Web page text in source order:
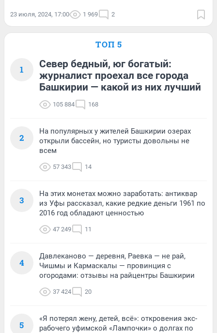
23 июля, 2024, 17:00 1 969 2
ТОП 5
1
Север бедный, юг богатый:
журналист проехал все города
Башкирии — какой из них лучший
105 884 168
2
На популярных у жителей Башкирии озерах
открыли бассейн, но туристы довольны не
всем
57 343 14
3
На этих монетах можно заработать: антиквар
из Уфы рассказал, какие редкие деньги 1961 по
2016 год обладают ценностью
47 249 11
4
Давлеканово — деревня, Раевка — не рай,
Чишмы и Кармаскалы — провинция с
огородами: отзывы на райцентры Башкирии
37 424 20
5
«Я потерял жену, детей, всё»: откровения экс-
рабочего уфимской «Лампочки» о долгах по